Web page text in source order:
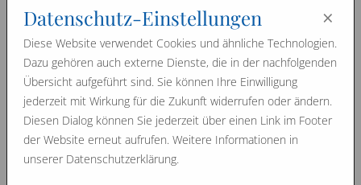
Auch das Waschen der Hülle wird dadurch einfacher.
Lesen Sie mehr bei den Produkten unter Rosshaarkissen
F2-SH.
März 2013 Jänner 2013
Image Filme
Datenschutz-Einstellungen ×
Diese Website verwendet Cookies und ähnliche Technologien.
Dazu gehören auch externe Dienste, die in der nachfolgenden
Übersicht aufgeführt sind. Sie können Ihre Einwilligung
jederzeit mit Wirkung für die Zukunft widerrufen oder ändern.
Diesen Dialog können Sie jederzeit über einen Link im Footer
der Website erneut aufrufen. Weitere Informationen in
unserer Datenschutzerklärung.